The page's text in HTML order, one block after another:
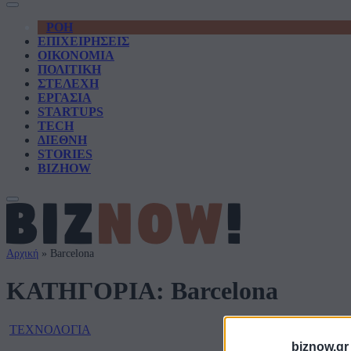
biznow.gr
ΡΟΗ
ΕΠΙΧΕΙΡΗΣΕΙΣ
ΟΙΚΟΝΟΜΙΑ
ΠΟΛΙΤΙΚΗ
ΣΤΕΛΕΧΗ
ΕΡΓΑΣΙΑ
STARTUPS
TECH
ΔΙΕΘΝΗ
STORIES
BIZHOW
Αρχική » Barcelona
ΚΑΤΗΓΟΡΙΑ: Barcelona
ΤΕΧΝΟΛΟΓΙΑ